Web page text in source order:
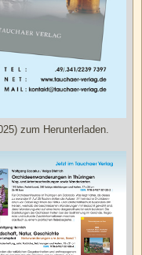
zum Herunterladen.